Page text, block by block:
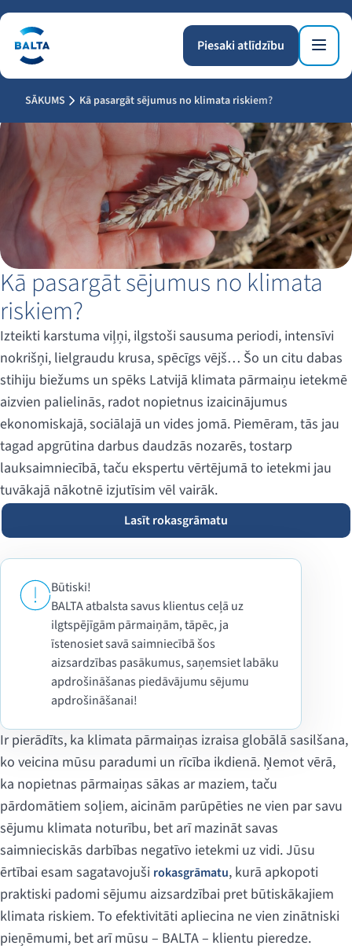
Piesaki atlīdzību
SĀKUMS Kā pasargāt sējumus no klimata riskiem?
Kā pasargāt sējumus no klimata
riskiem?
Izteikti karstuma viļņi, ilgstoši sausuma periodi, intensīvi
nokrišņi, lielgraudu krusa, spēcīgs vējš… Šo un citu dabas
stihiju biežums un spēks Latvijā klimata pārmaiņu ietekmē
aizvien palielinās, radot nopietnus izaicinājumus
ekonomiskajā, sociālajā un vides jomā. Piemēram, tās jau
tagad apgrūtina darbus daudzās nozarēs, tostarp
lauksaimniecībā, taču ekspertu vērtējumā to ietekmi jau
tuvākajā nākotnē izjutīsim vēl vairāk.
Lasīt rokasgrāmatu
Ir pierādīts, ka klimata pārmaiņas izraisa globālā sasilšana,
ko veicina mūsu paradumi un rīcība ikdienā. Ņemot vērā,
ka nopietnas pārmaiņas sākas ar maziem, taču
pārdomātiem soļiem, aicinām parūpēties ne vien par savu
sējumu klimata noturību, bet arī mazināt savas
saimnieciskās darbības negatīvo ietekmi uz vidi. Jūsu
ērtībai esam sagatavojuši rokasgrāmatu, kurā apkopoti
praktiski padomi sējumu aizsardzībai pret būtiskākajiem
klimata riskiem. To efektivitāti apliecina ne vien zinātniski
pieņēmumi, bet arī mūsu – BALTA – klientu pieredze.
Būtiski!
BALTA atbalsta savus klientus ceļā uz
ilgtspējīgām pārmaiņām, tāpēc, ja
īstenosiet savā saimniecībā šos
aizsardzības pasākumus, saņemsiet labāku
apdrošināšanas piedāvājumu sējumu
apdrošināšanai!